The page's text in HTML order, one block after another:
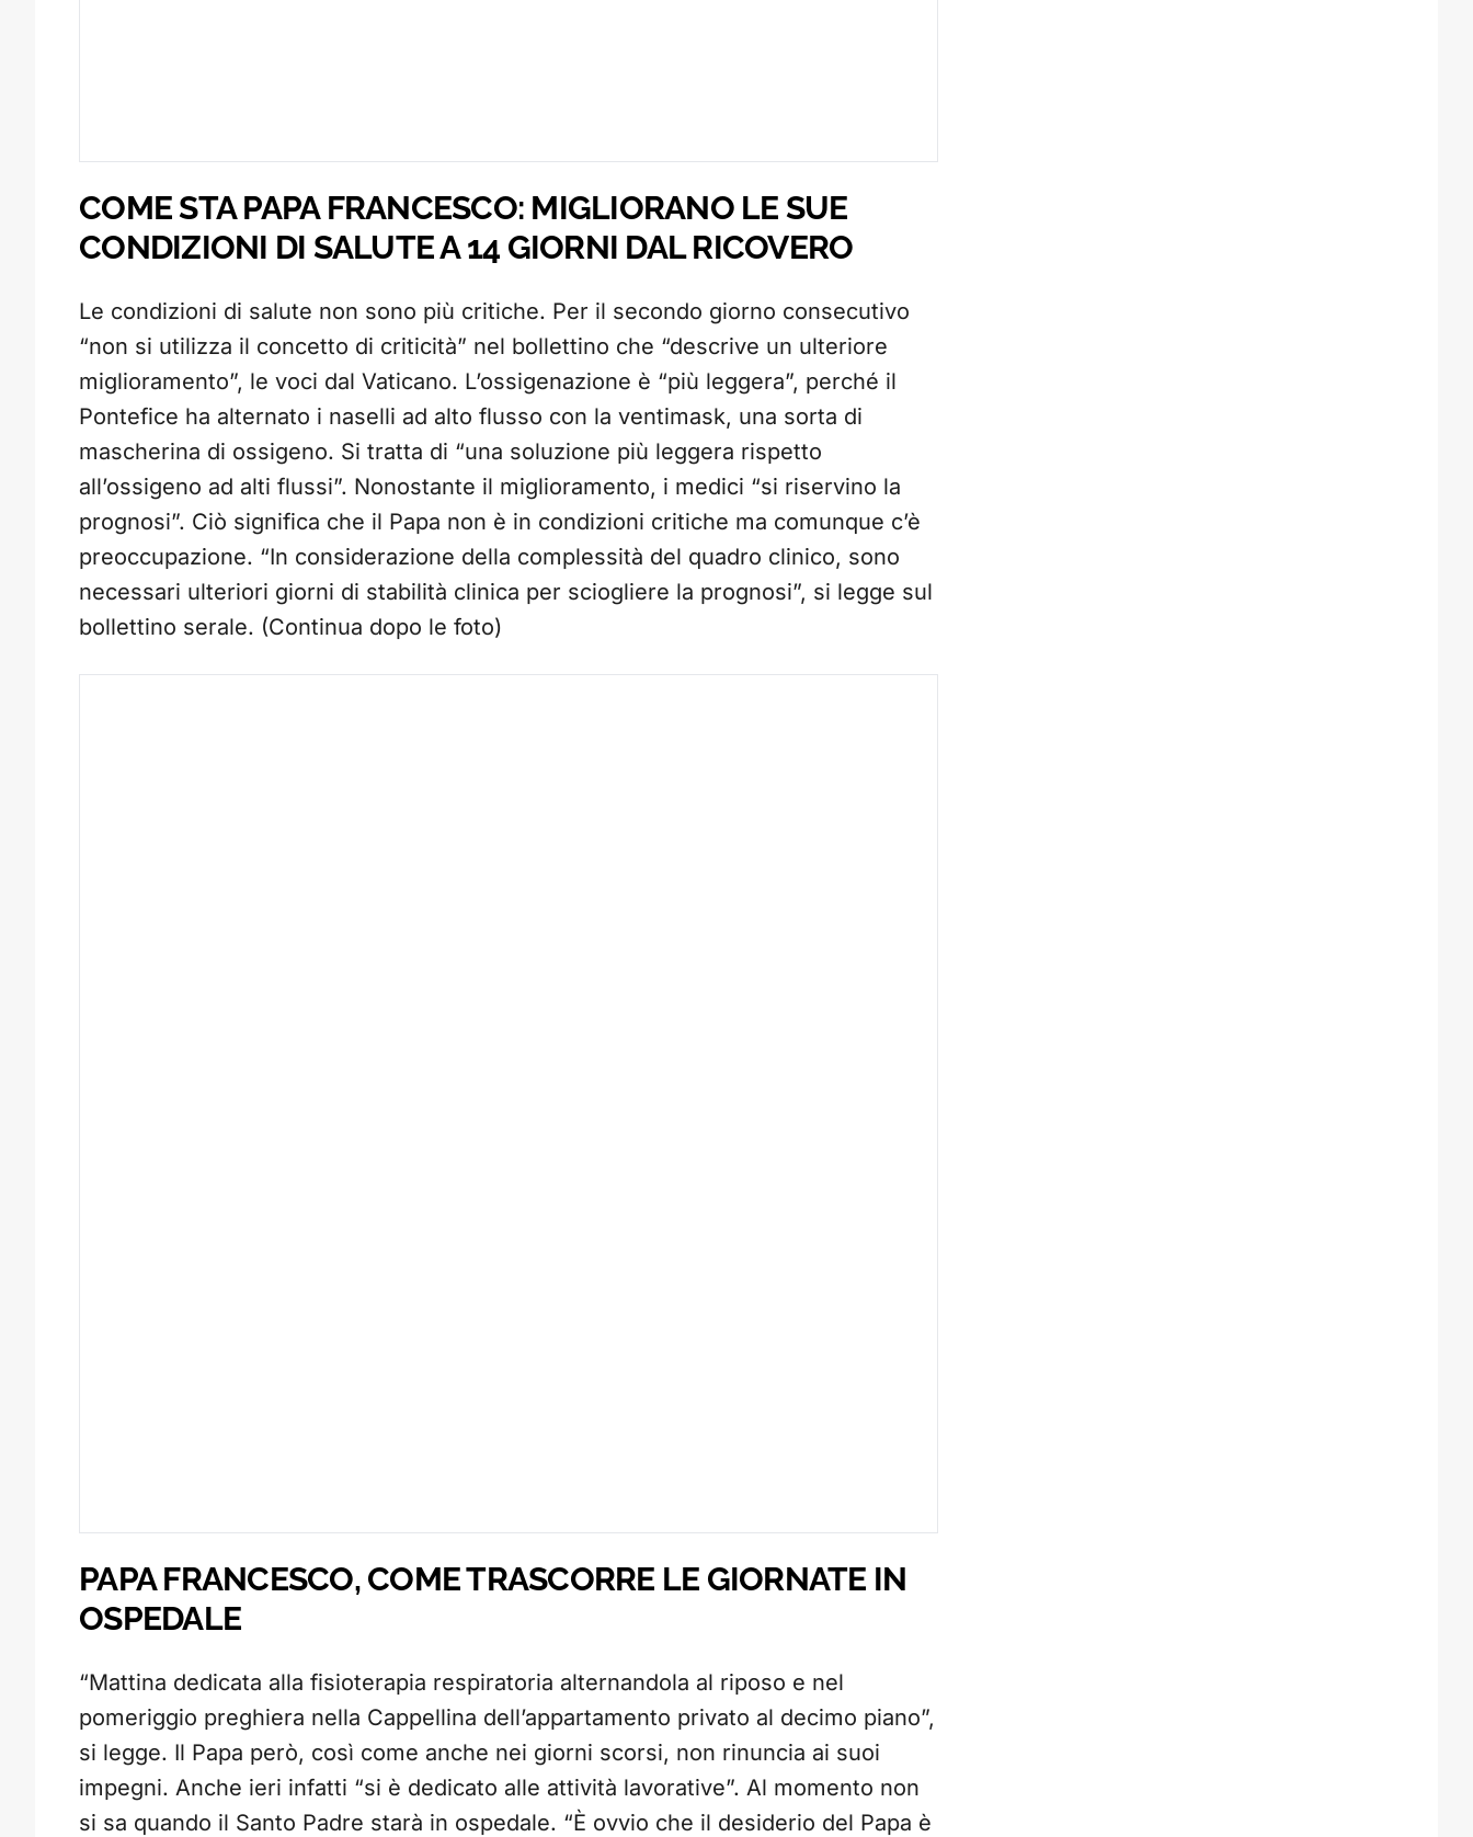
COME STA PAPA FRANCESCO: MIGLIORANO LE SUE
CONDIZIONI DI SALUTE A 14 GIORNI DAL RICOVERO
Le condizioni di salute non sono più critiche. Per il secondo giorno consecutivo
“non si utilizza il concetto di criticità” nel bollettino che “descrive un ulteriore
miglioramento”, le voci dal Vaticano. L’ossigenazione è “più leggera”, perché il
Pontefice ha alternato i naselli ad alto flusso con la ventimask, una sorta di
mascherina di ossigeno. Si tratta di “una soluzione più leggera rispetto
all’ossigeno ad alti flussi”. Nonostante il miglioramento, i medici “si riservino la
prognosi”. Ciò significa che il Papa non è in condizioni critiche ma comunque c’è
preoccupazione. “In considerazione della complessità del quadro clinico, sono
necessari ulteriori giorni di stabilità clinica per sciogliere la prognosi”, si legge sul
bollettino serale. (Continua dopo le foto)
PAPA FRANCESCO, COME TRASCORRE LE GIORNATE IN
OSPEDALE
“Mattina dedicata alla fisioterapia respiratoria alternandola al riposo e nel
pomeriggio preghiera nella Cappellina dell’appartamento privato al decimo piano”,
si legge. Il Papa però, così come anche nei giorni scorsi, non rinuncia ai suoi
impegni. Anche ieri infatti “si è dedicato alle attività lavorative”. Al momento non
si sa quando il Santo Padre starà in ospedale. “È ovvio che il desiderio del Papa è